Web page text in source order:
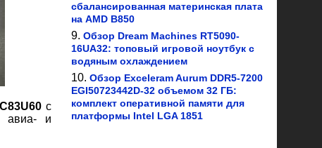
с
авиа- и
сбалансированная материнская плата
на AMD B850
Обзор Dream Machines RT5090-
16UA32: топовый игровой ноутбук с
водяным охлаждением
Обзор Exceleram Aurum DDR5-7200
EGI50723442D-32 объемом 32 ГБ:
комплект оперативной памяти для
платформы Intel LGA 1851